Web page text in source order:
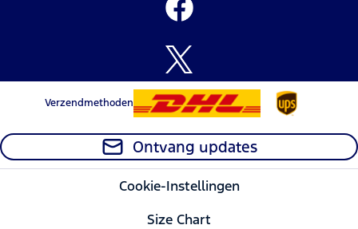
Verzendmethoden
Ontvang updates
Cookie-Instellingen
Size Chart